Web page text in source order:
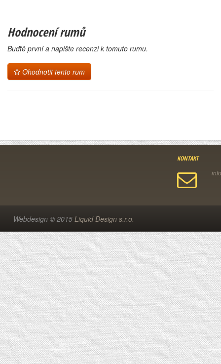
Hodnocení rumů
Buďtě první a napište recenzi k tomuto rumu.
Ohodnotit tento rum
KONTAKT
Webdesign © 2015 Liquid Design s.r.o.